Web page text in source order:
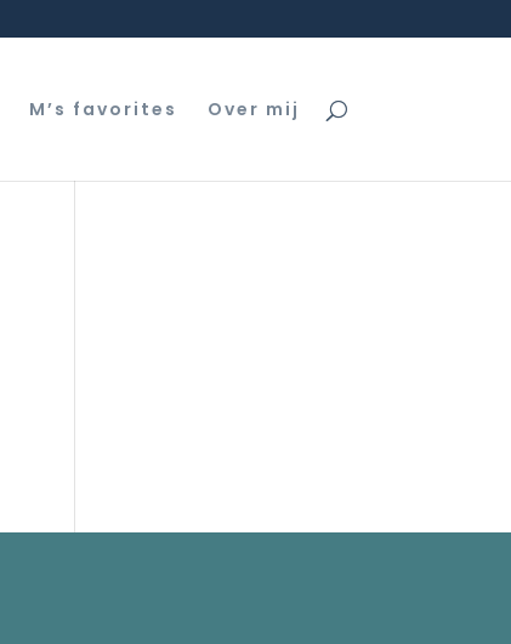
M’s favorites Over mij